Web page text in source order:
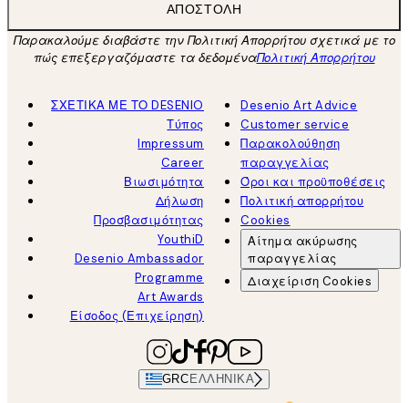
ΑΠΟΣΤΟΛΉ
Παρακαλούμε διαβάστε την Πολιτική Απορρήτου σχετικά με το
πώς επεξεργαζόμαστε τα δεδομέναΠολιτική Απορρήτου
ΣΧΕΤΙΚΑ ΜΕ ΤΟ DESENIO
Τύπος
Impressum
Career
Βιωσιμότητα
Δήλωση
Προσβασιμότητας
YouthiD
Desenio Ambassador
Programme
Art Awards
Είσοδος (Επιχείρηση)
Desenio Art Advice
Customer service
Παρακολούθηση
παραγγελίας
Όροι και προϋποθέσεις
Πολιτική απορρήτου
Cookies
Αίτημα ακύρωσης
παραγγελίας
Διαχείριση Cookies
GRC ΕΛΛΗΝΙΚΆ